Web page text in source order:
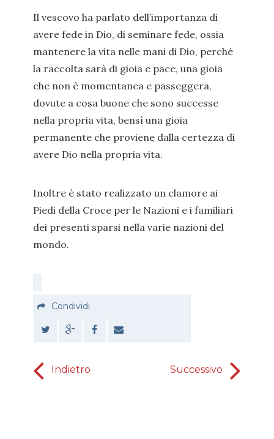
Il vescovo ha parlato dell’importanza di
avere fede in Dio, di seminare fede, ossia
mantenere la vita nelle mani di Dio, perché
la raccolta sarà di gioia e pace, una gioia
che non è momentanea e passeggera,
dovute a cosa buone che sono successe
nella propria vita, bensì una gioia
permanente che proviene dalla certezza di
avere Dio nella propria vita.
Inoltre è stato realizzato un clamore ai
Piedi della Croce per le Nazioni e i familiari
dei presenti sparsi nella varie nazioni del
mondo.
Condividi
Indietro Successivo Dio dà